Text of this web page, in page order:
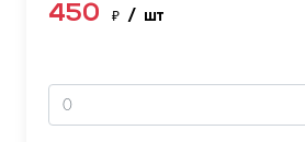
450 ₽ / шт